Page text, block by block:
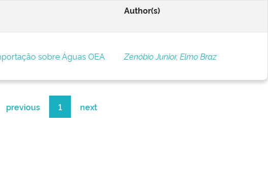
Author(s)
sobre Águas OEA Zenóbio Junior, Elmo Braz
previous 1 next